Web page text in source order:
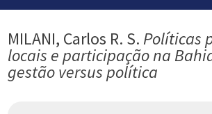
MILANI, Carlos R. S. Políticas
locais e participação na
gestão versus política